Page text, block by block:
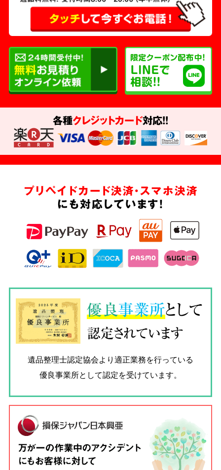
各種クレジットカード対応!!
プリペイドカード決済・スマホ決済
にも対応しています!
優良事業所として
認定されています
遺品整理士認定協会より適正業務を行っている
優良事業所として認定を受けています。